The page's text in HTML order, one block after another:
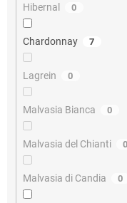
Hibernal 0
Chardonnay 7
Lagrein 0
Malvasia Bianca 0
Malvasia del Chianti 0
Malvasia di Candia 0